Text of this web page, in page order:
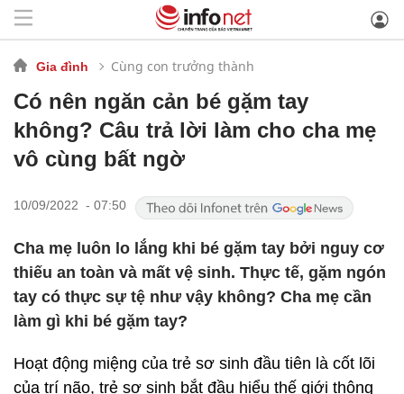
Gia đình Cùng con trưởng thành
Có nên ngăn cản bé gặm tay
không? Câu trả lời làm cho cha mẹ
vô cùng bất ngờ
10/09/2022 - 07:50
Cha mẹ luôn lo lắng khi bé gặm tay bởi nguy cơ
thiếu an toàn và mất vệ sinh. Thực tế, gặm ngón
tay có thực sự tệ như vậy không? Cha mẹ cần
làm gì khi bé gặm tay?
Hoạt động miệng của trẻ sơ sinh đầu tiên là cốt lõi
của trí não, trẻ sơ sinh bắt đầu hiểu thế giới thông